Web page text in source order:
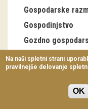
Koledar
Prireditve
Predavanja
Delavnice
Vodeni ogledi
Gospodarske
Gospodinjstvo
Gozdno
Industrija
Lov, ribolov
Nabiralništvo
Notranja oprema
Na naši spletni strani
pravilnejše delovanje
OK